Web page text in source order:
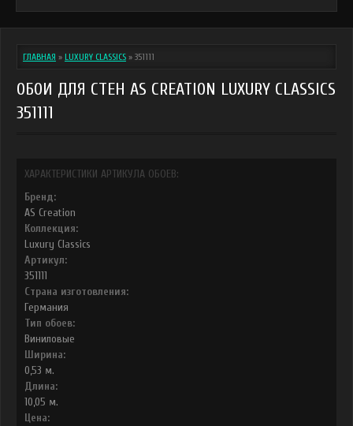
ГЛАВНАЯ » LUXURY CLASSICS » 351111
ОБОИ ДЛЯ СТЕН AS CREATION LUXURY CLASSICS
351111
ХАРАКТЕРИСТИКИ АРТИКУЛА ОБОЕВ:
Бренд:
AS Creation
Коллекция:
Luxury Classics
Артикул:
351111
Страна изготовления:
Германия
Тип обоев:
Виниловые
Ширина:
0,53 м.
Длина:
10,05 м.
Цена: